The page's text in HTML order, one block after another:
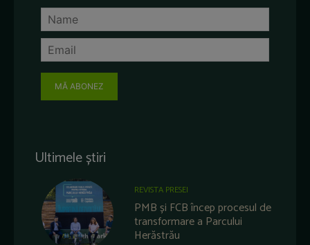
MĂ ABONEZ
Ultimele știri
REVISTA PRESEI
PMB și FCB încep procesul de
transformare a Parcului
Herăstrău